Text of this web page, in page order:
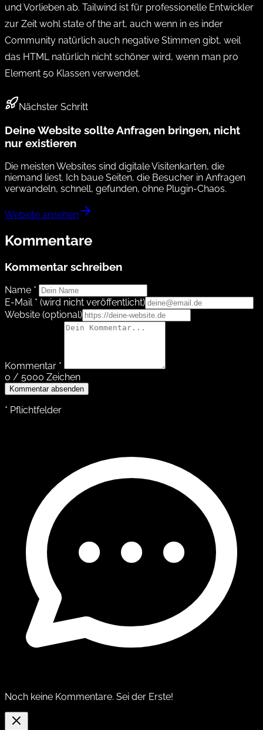
und Vorlieben ab. Tailwind ist für professionelle Entwickler
zur Zeit wohl state of the art, auch wenn in es inder
Community natürlich auch negative Stimmen gibt, weil
das HTML natürlich nicht schöner wird, wenn man pro
Element 50 Klassen verwendet.
Nächster Schritt
Deine Website sollte Anfragen bringen, nicht
nur existieren
Die meisten Websites sind digitale Visitenkarten, die
niemand liest. Ich baue Seiten, die Besucher in Anfragen
verwandeln, schnell, gefunden, ohne Plugin-Chaos.
Website ansehen
Kommentare
Kommentar schreiben
Name *
E-Mail * (wird nicht veröffentlicht)
Website (optional)
Kommentar *
0 / 5000 Zeichen
Kommentar absenden
* Pflichtfelder
Noch keine Kommentare. Sei der Erste!